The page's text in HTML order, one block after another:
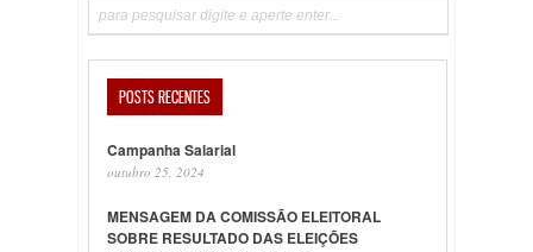
POSTS RECENTES
Campanha Salarial
outubro 25, 2024
MENSAGEM DA COMISSÃO ELEITORAL
SOBRE RESULTADO DAS ELEIÇÕES